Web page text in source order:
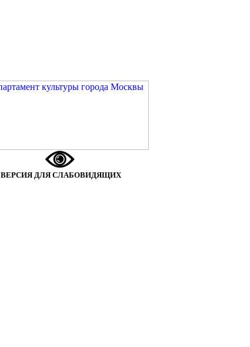
ВЕРСИЯ ДЛЯ СЛАБОВИДЯЩИХ